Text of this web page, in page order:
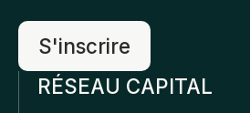
RÉSEAU CAPITAL